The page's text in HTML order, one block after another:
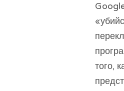
того,